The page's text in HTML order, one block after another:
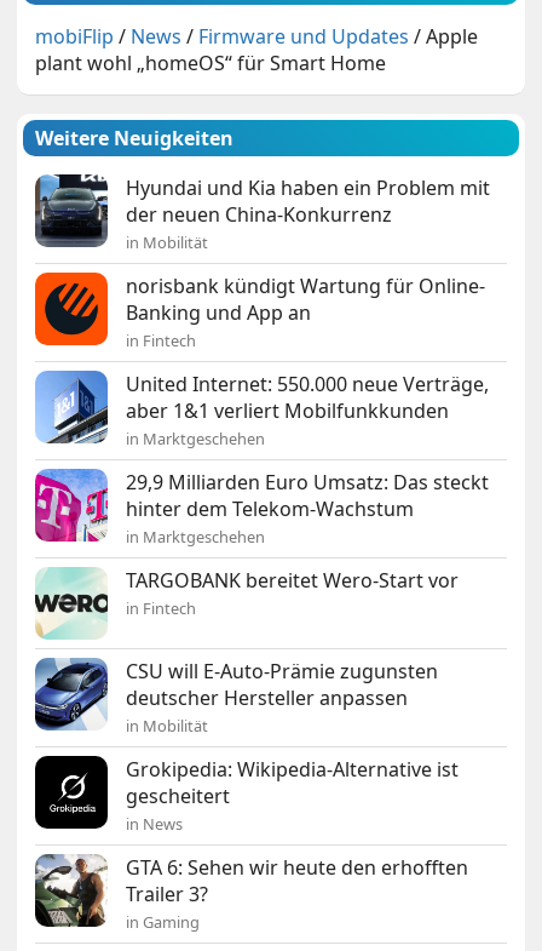
mobiFlip / News / Firmware und Updates /Apple
plant wohl „homeOS“ für Smart Home
Weitere Neuigkeiten
Hyundai und Kia haben ein Problem mit
der neuen China-Konkurrenz
in Mobilität
norisbank kündigt Wartung für Online-
Banking und App an
in Fintech
United Internet: 550.000 neue Verträge,
aber 1&1 verliert Mobilfunkkunden
in Marktgeschehen
29,9 Milliarden Euro Umsatz: Das steckt
hinter dem Telekom-Wachstum
in Marktgeschehen
TARGOBANK bereitet Wero-Start vor
in Fintech
CSU will E-Auto-Prämie zugunsten
deutscher Hersteller anpassen
in Mobilität
Grokipedia: Wikipedia-Alternative ist
gescheitert
in News
GTA 6: Sehen wir heute den erhofften
Trailer 3?
in Gaming